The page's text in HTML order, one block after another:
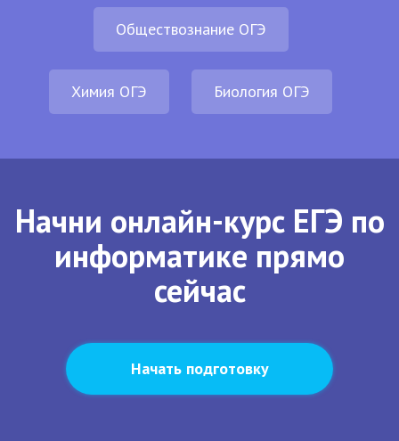
Обществознание ОГЭ
Химия ОГЭ Биология ОГЭ
Начни онлайн-курс ЕГЭ по
информатике прямо
сейчас
Начать подготовку